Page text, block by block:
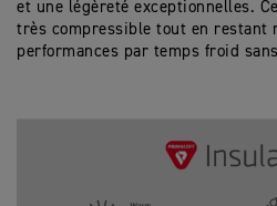
et une légèreté exceptionnelles.
très compressible tout en restant
performances par temps froid